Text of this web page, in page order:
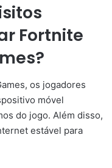
Fortnite
os jogadores
móvel
do jogo. Além disso,
estável para